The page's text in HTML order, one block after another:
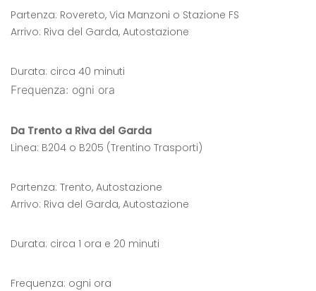
Partenza: Rovereto, Via Manzoni o Stazione FS
Arrivo: Riva del Garda, Autostazione
Durata: circa 40 minuti
Frequenza: ogni ora
Da Trento a Riva del Garda
Linea: B204 o B205 (Trentino Trasporti)
Partenza: Trento, Autostazione
Arrivo: Riva del Garda, Autostazione
Durata: circa 1 ora e 20 minuti
Frequenza: ogni ora